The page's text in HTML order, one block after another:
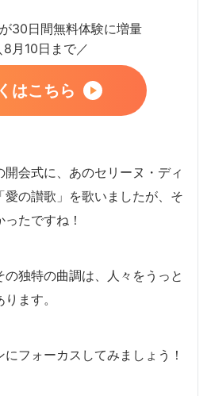
30日間無料体験に増量
8月10日まで／
はこちら
会式に、あのセリーヌ・ディ
愛の讃歌」を歌いましたが、そ
たですね！
独特の曲調は、人々をうっと
ます。
フォーカスしてみましょう！